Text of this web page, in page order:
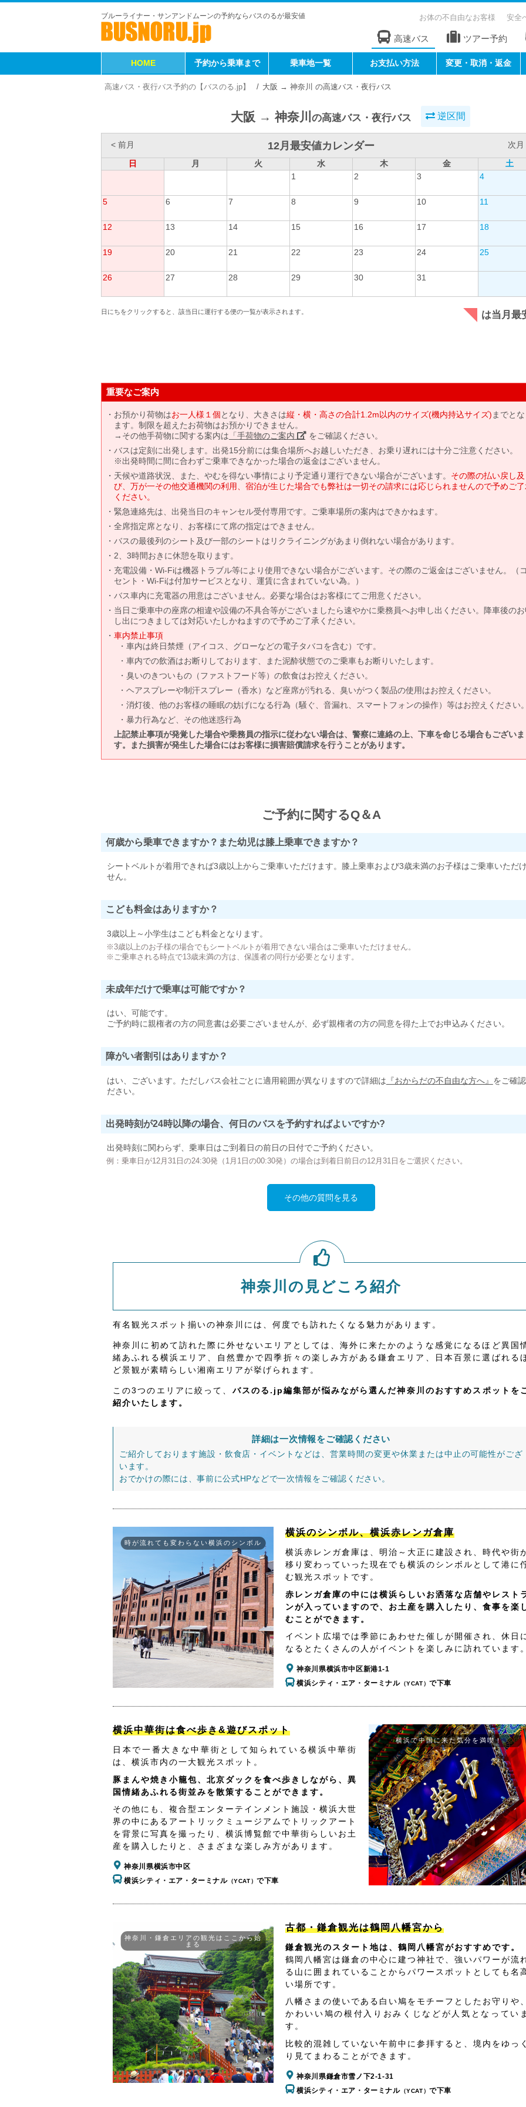
ブルーライナー・サンアンドムーンの予約ならバスのるが最安値 お体の不自由なお客様 安全
高速バス ツアー予約
HOME 予約から乗車まで 乗車地一覧 お支払い方法 変更・取消・返金
高速バス・夜行バス予約の【バスのる.jp】 大阪 → 神奈川 の高速バス・夜行バス
大阪 → 神奈川 の高速バス・夜行バス 逆区間
< 前月 12月最安値カレンダー
次月
日
月 火 水 木 金
土
1
2 3 4
5 6 7 8 9 10 11
12 13 14 15 16 17 18
19 20 21 22 23 24 25
26 27 28 29 30 31
日にちをクリックすると、該当日に運行する便の一覧が表示されます。 は当月最
重要なご案内
お預かり荷物はお一人様１個となり、大きさは縦・横・高さの合計1.2m以内のサイズ(機内持込サイズ) までと
ます。制限を超えたお荷物はお預かりできません。
→その他手荷物に関する案内は 「手荷物のご案内」 をご確認ください。
バスは定刻に出発します。出発15分前には集合場所へお越しいただき、お乗り遅れには十分ご注意ください。
※出発時間に間に合わずご乗車できなかった場合の返金はございません。
天候や道路状況、また、やむを得ない事情により予定通り運行できない場合がございます。 その際の払い戻し及
び、万が一その他交通機関の利用、宿泊が生じた場合でも弊社は一切その請求には応じられませんので予めご
ください。
緊急連絡先は、出発当日のキャンセル受付専用です。ご乗車場所の案内はできかねます。
全席指定席となり、お客様にて席の指定はできません。
バスの最後列のシート及び一部のシートはリクライニングがあまり倒れない場合があります。
2、3時間おきに休憩を取ります。
充電設備・Wi-Fiは機器トラブル等により使用できない場合がございます。その際のご返金はございません。（
セント・Wi-Fiは付加サービスとなり、運賃に含まれていない為。）
バス車内に充電器の用意はございません。必要な場合はお客様にてご用意ください。
当日ご乗車中の座席の相違や設備の不具合等がございましたら速やかに乗務員へお申し出ください。降車後の
し出につきましては対応いたしかねますので予めご了承ください。
車内禁止事項
車内は終日禁煙（アイコス、グローなどの電子タバコを含む）です。
車内での飲酒はお断りしております、また泥酔状態でのご乗車もお断りいたします。
臭いのきついもの（ファストフード等）の飲食はお控えください。
ヘアスプレーや制汗スプレー（香水）など座席が汚れる、臭いがつく製品の使用はお控えください。
消灯後、他のお客様の睡眠の妨げになる行為（騒ぐ、音漏れ、スマートフォンの操作）等はお控えください
暴力行為など、その他迷惑行為
上記禁止事項が発覚した場合や乗務員の指示に従わない場合は、警察に連絡の上、下車を命じる場合もございま
す。また損害が発生した場合にはお客様に損害賠償請求を行うことがあります。
ご予約に関するQ＆A
何歳から乗車できますか？また幼児は膝上乗車できますか？
シートベルトが着用できれば3歳以上からご乗車いただけます。膝上乗車および3歳未満のお子様はご乗車いただ
せん。
こども料金はありますか？
3歳以上～小学生はこども料金となります。
※3歳以上のお子様の場合でもシートベルトが着用できない場合はご乗車いただけません。
※ご乗車される時点で13歳未満の方は、保護者の同行が必要となります。
未成年だけで乗車は可能ですか？
はい、可能です。
ご予約時に親権者の方の同意書は必要ございませんが、必ず親権者の方の同意を得た上でお申込みください。
障がい者割引はありますか？
はい、ございます。ただしバス会社ごとに適用範囲が異なりますので詳細は 『おからだの不自由な方へ』 をご確
ださい。
出発時刻が24時以降の場合、何日のバスを予約すればよいですか?
出発時刻に関わらず、乗車日はご到着日の前日の日付でご予約ください。
例：乗車日が12月31日の24:30発（1月1日の00:30発）の場合は到着日前日の12月31日をご選択ください。
その他の質問を見る
神奈川の見どころ紹介
有名観光スポット揃いの神奈川には、何度でも訪れたくなる魅力があります。
神奈川に初めて訪れた際に外せないエリアとしては、海外に来たかのような感覚になるほど異国
緒あふれる横浜エリア、自然豊かで四季折々の楽しみ方がある鎌倉エリア、日本百景に選ばれる
ど景観が素晴らしい湘南エリアが挙げられます。
この3つのエリアに絞って、 バスのる.jp編集部が悩みながら選んだ神奈川のおすすめスポットを
紹介いたします。
詳細は一次情報をご確認ください
ご紹介しております施設・飲食店・イベントなどは、営業時間の変更や休業または中止の可能性がござ
います。
おでかけの際には、事前に公式HPなどで一次情報をご確認ください。
時が流れても変わらない横浜のシンボル
横浜のシンボル、横浜赤レンガ倉庫
横浜赤レンガ倉庫は、明治～大正に建設され、時代や街
移り変わっていった現在でも横浜のシンボルとして港に
む観光スポットです。
赤レンガ倉庫の中には横浜らしいお洒落な店舗やレスト
ンが入っていますので、お土産を購入したり、食事を楽
むことができます。
イベント広場では季節にあわせた催しが開催され、休日
なるとたくさんの人がイベントを楽しみに訪れています
神奈川県横浜市中区新港1-1
横浜シティ・エア・ターミナル（YCAT）で下車
横浜中華街は食べ歩き&遊びスポット
日本で一番大きな中華街として知られている横浜中華街
は、横浜市内の一大観光スポット。
豚まんや焼き小籠包、北京ダックを食べ歩きしながら、異
国情緒あふれる街並みを散策することができます。
その他にも、複合型エンターテインメント施設・横浜大世
界の中にあるアートリックミュージアムでトリックアート
を背景に写真を撮ったり、横浜博覧館で中華街らしいお土
産を購入したりと、さまざまな楽しみ方があります。
神奈川県横浜市中区
横浜シティ・エア・ターミナル（YCAT）で下車
横浜で中国に来た気分を満喫！
神奈川・鎌倉エリアの観光はここから始
まる
古都・鎌倉観光は鶴岡八幡宮から
鎌倉観光のスタート地は、鶴岡八幡宮がおすすめです。
鶴岡八幡宮は鎌倉の中心に建つ神社で、強いパワーが流
る山に囲まれていることからパワースポットとしても名
い場所です。
八幡さまの使いである白い鳩をモチーフとしたお守りや
かわいい鳩の根付入りおみくじなどが人気となってい
す。
比較的混雑していない午前中に参拝すると、境内をゆっ
り見てまわることができます。
神奈川県鎌倉市雪ノ下2-1-31
横浜シティ・エア・ターミナル（YCAT）で下車